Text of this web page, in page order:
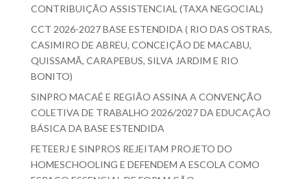
CONTRIBUIÇÃO ASSISTENCIAL (TAXA NEGOCIAL)
CCT 2026-2027 BASE ESTENDIDA ( RIO DAS OSTRAS,
CASIMIRO DE ABREU, CONCEIÇÃO DE MACABU,
QUISSAMÃ, CARAPEBUS, SILVA JARDIM E RIO
BONITO)
SINPRO MACAÉ E REGIÃO ASSINA A CONVENÇÃO
COLETIVA DE TRABALHO 2026/2027 DA EDUCAÇÃO
BÁSICA DA BASE ESTENDIDA
FETEERJ E SINPROS REJEITAM PROJETO DO
HOMESCHOOLING E DEFENDEM A ESCOLA COMO